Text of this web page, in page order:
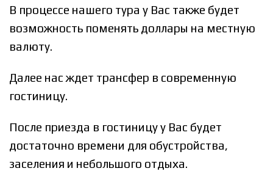
В процессе нашего тура у Вас также будет
возможность поменять доллары на местную
валюту.
Далее нас ждет трансфер в современную
гостиницу.
После приезда в гостиницу у Вас будет
достаточно времени для обустройства,
заселения и небольшого отдыха.